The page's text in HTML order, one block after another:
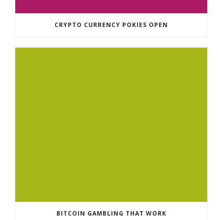
CRYPTO CURRENCY POKIES OPEN
BITCOIN GAMBLING THAT WORK